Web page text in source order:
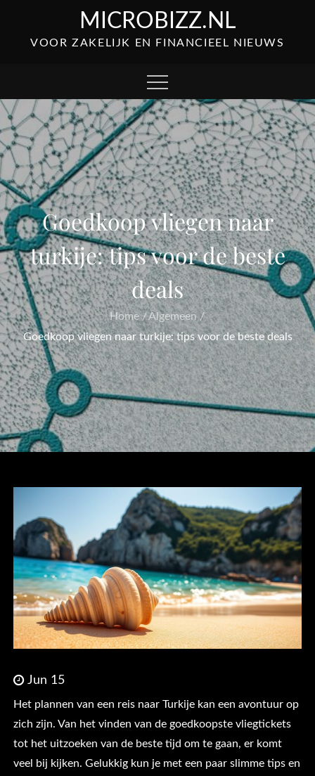
content
MICROBIZZ.NL
VOOR ZAKELIJK EN FINANCIEEL NIEUWS
Goedkoop vliegen naar
turkije: tips voor de beste
deals
Home
Algemeen
Goedkoop vliegen naar turkije: tips voor de beste deals
Jun 15
Het plannen van een reis naar Turkije kan een avontuur op
zich zijn. Van het vinden van de goedkoopste vliegtickets
tot het uitzoeken van de beste tijd om te gaan, er komt
veel bij kijken. Gelukkig kun je met een paar slimme tips en